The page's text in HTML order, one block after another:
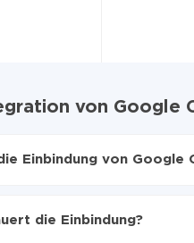
von Google
Einbindung von Google
Aktualisierung aktivieren
die Einbindung?